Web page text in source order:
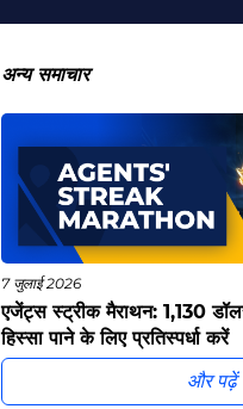
अन्य समाचार
7 जुलाई 2026
एजेंट्स स्ट्रीक मैराथन: 1,130
हिस्सा पाने के लिए प्रतिस्पर्धा करें
और पढ़ें